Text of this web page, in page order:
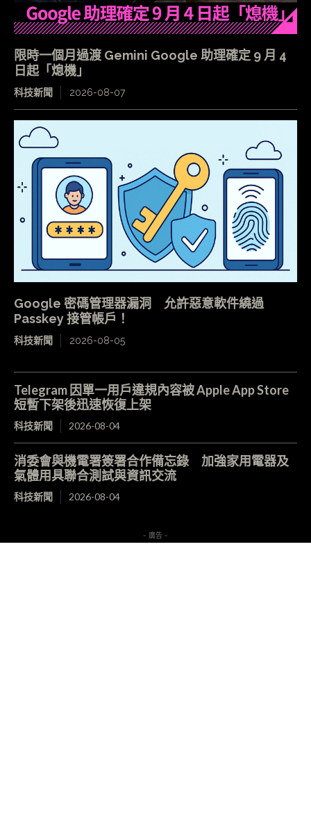
限時一個月過渡 Gemini Google 助理確定 9 月 4
日起「熄機」
科技新聞 2026-08-07
Google 密碼管理器漏洞 允許惡意軟件繞過
Passkey 接管帳戶！
科技新聞 2026-08-05
Telegram 因單一用戶違規內容被 Apple App Store
短暫下架後迅速恢復上架
科技新聞 2026-08-04
消委會與機電署簽署合作備忘錄 加強家用電器及
氣體用具聯合測試與資訊交流
科技新聞 2026-08-04
- 廣告 -